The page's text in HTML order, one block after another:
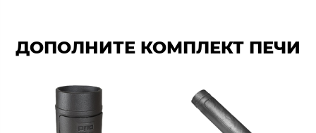
ДОПОЛНИТЕ КОМПЛЕКТ ПЕЧИ